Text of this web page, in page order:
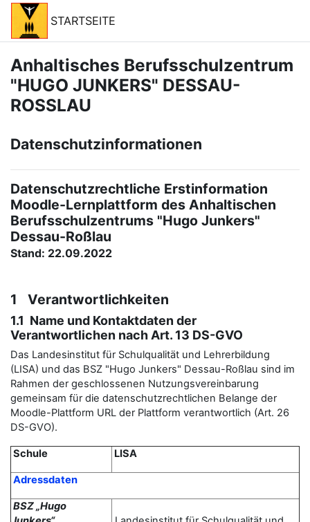
Перейти к основному содержанию
STARTSEITE
Anhaltisches Berufsschulzentrum
"HUGO JUNKERS" DESSAU-
ROSSLAU
Datenschutzinformationen
Datenschutzrechtliche Erstinformation
Moodle-Lernplattform des Anhaltischen
Berufsschulzentrums "Hugo Junkers"
Dessau-Roßlau
Stand: 22.09.2022
1 Verantwortlichkeiten
1.1 Name und Kontaktdaten der
Verantwortlichen nach Art. 13 DS-GVO
Das Landesinstitut für Schulqualität und Lehrerbildung
(LISA) und das BSZ "Hugo Junkers" Dessau-Roßlau sind im
Rahmen der geschlossenen Nutzungsvereinbarung
gemeinsam für die datenschutzrechtlichen Belange der
Moodle-Plattform URL der Plattform verantwortlich (Art. 26
DS-GVO).
Schule LISA
Adressdaten
BSZ „Hugo